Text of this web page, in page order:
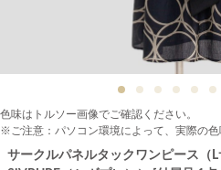
色味はトルソー画像でご確認ください。
※ご注意：パソコン環境によって、実際の色
サークルパネルタックワンピース（